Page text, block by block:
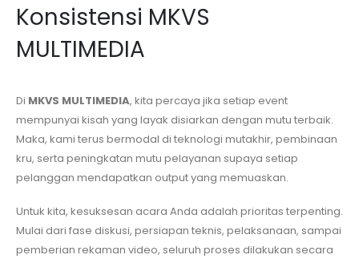
Konsistensi MKVS
MULTIMEDIA
Di MKVS MULTIMEDIA, kita percaya jika setiap event
mempunyai kisah yang layak disiarkan dengan mutu terbaik.
Maka, kami terus bermodal di teknologi mutakhir, pembinaan
kru, serta peningkatan mutu pelayanan supaya setiap
pelanggan mendapatkan output yang memuaskan.
Untuk kita, kesuksesan acara Anda adalah prioritas terpenting.
Mulai dari fase diskusi, persiapan teknis, pelaksanaan, sampai
pemberian rekaman video, seluruh proses dilakukan secara